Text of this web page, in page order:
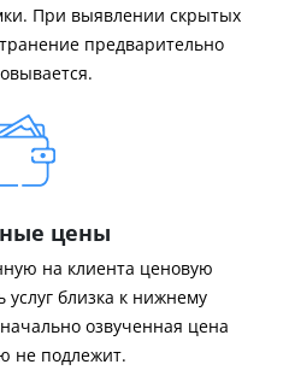
При выявлении скрытых
предварительно
цены
на клиента ценовую
услуг близка к нижнему
озвученная цена
не подлежит.